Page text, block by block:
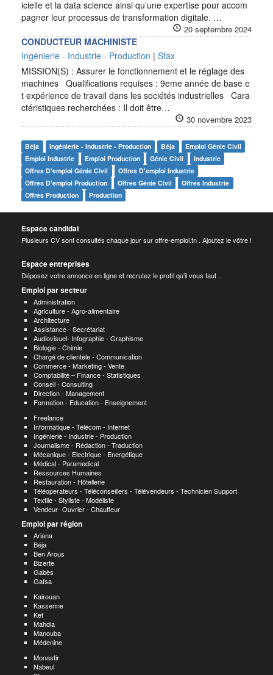
icielle et la data science ainsi qu’une expertise pour accom
pagner leur processus de transformation digitale. …
20 septembre 2024
CONDUCTEUR MACHINISTE
Ingénierie - Industrie - Production | Sfax
MISSION(S) : Assurer le fonctionnement et le réglage des
machines Qualifications requises : 9eme année de base e
t expérience de travail dans les sociétés industrielles Cara
ctéristiques recherchées : Il doit être…
30 novembre 2023
Béja Ingénierie - Industrie - Production Béja
Emploi Génie Civil
Emploi Industrie
Emploi Production Génie Civil
Industrie
Offres D'emploi Génie Civil
Offres D'emploi Industrie
Offres D'emploi Production
Offres Génie Civil
Offres Industrie
Offres Production
Production
Espace candidat
Plusieurs CV sont consultés chaque jour sur offre-emploi.tn . Ajoutez le vôtre !
Espace entreprises
Déposez votre annonce en ligne et recrutez le profil qu’il vous faut .
Emploi par secteur
Administration
Agriculture - Agro-alimentaire
Architecture
Assistance - Secrétariat
Audiovisuel- Infographie - Graphisme
Biologie - Chimie
Chargé de clientèle - Communication
Commerce - Marketing - Vente
Comptabilité – Finance - Statistiques
Conseil - Consulting
Direction - Management
Formation - Education - Enseignement
Freelance
Informatique - Télécom - Internet
Ingénierie - Industrie - Production
Journalisme - Rédaction - Traduction
Mécanique - Electrique - Energétique
Médical - Paramedical
Ressources Humaines
Restauration - Hôtellerie
Téléoperateurs - Téléconseillers - Télévendeurs - Technicien Support
Textile - Styliste - Modéliste
Vendeur- Ouvrier - Chauffeur
Emploi par région
Ariana
Béja
Ben Arous
Bizerte
Gabès
Gafsa
Kairouan
Kasserine
Kef
Mahdia
Manouba
Médenine
Monastir
Nabeul